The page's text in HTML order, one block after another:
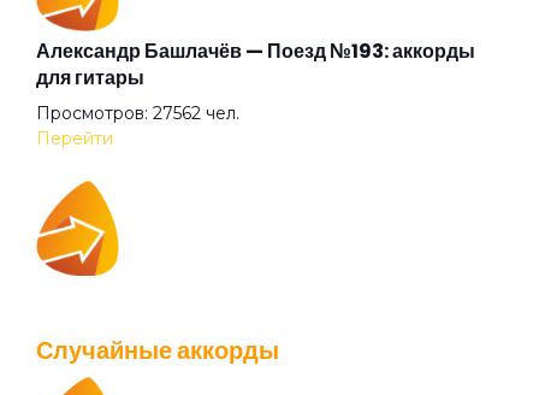
Два великана
Две судьбы
Декаданс
Дикая певица
Александр Башлачёв — Поезд №193: аккорды
для гитары
Просмотров: 27562 чел.
Перейти
Перейти
Случайные аккорды